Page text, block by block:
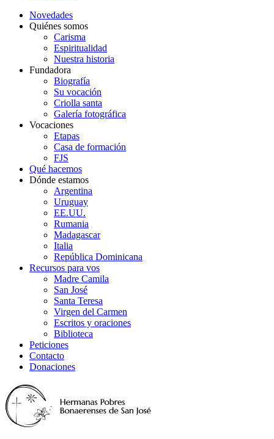
Novedades
Quiénes somos
Carisma
Espiritualidad
Nuestra historia
Fundadora
Biografía
Su vocación
Criolla santa
Galería fotográfica
Vocaciones
Etapas
Casa de formación
FJS
Qué hacemos
Dónde estamos
Argentina
Uruguay
EE.UU.
Rumania
Madagascar
Italia
República Dominicana
Recursos para vos
Madre Camila
San José
Santa Teresa
Virgen del Carmen
Escritos y oraciones
Biblioteca
Peticiones
Contacto
Donaciones